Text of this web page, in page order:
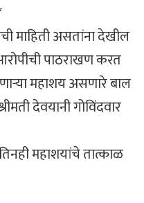
माहिती असतांना देखील
पाठराखण करत
महाशय असणारे बाल
देवयानी गोविंदवार
महाशयांचे तात्काळ